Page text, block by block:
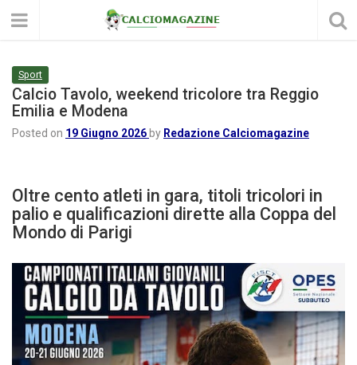
Sport
Calcio Tavolo, weekend tricolore tra Reggio
Emilia e Modena
Posted on 19 Giugno 2026 by Redazione Calciomagazine
Oltre cento atleti in gara, titoli tricolori in
palio e qualificazioni dirette alla Coppa del
Mondo di Parigi